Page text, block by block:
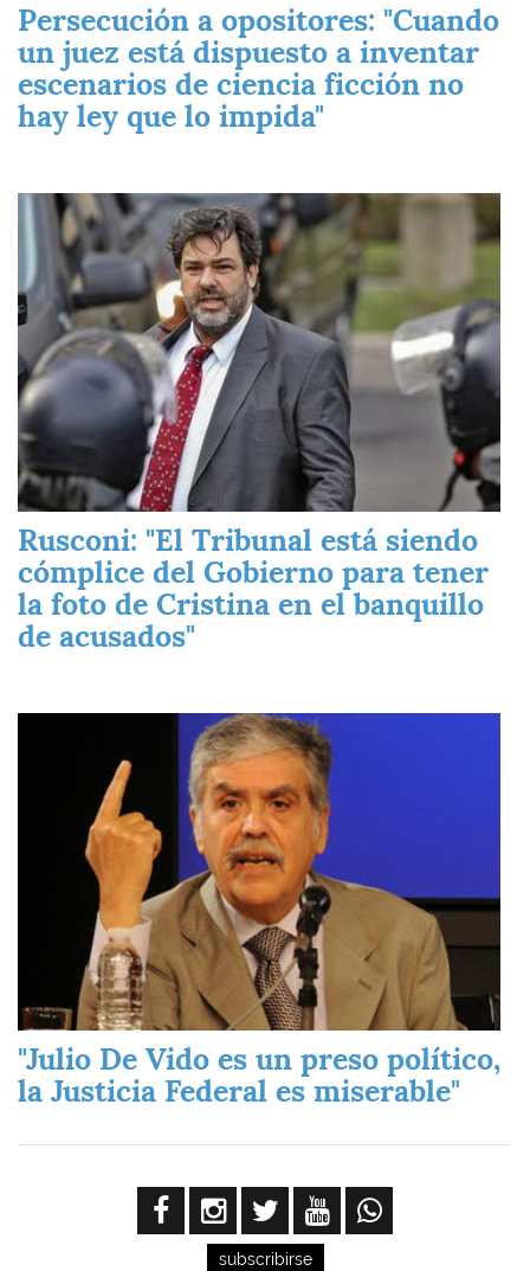
Persecución a opositores: "Cuando
un juez está dispuesto a inventar
escenarios de ciencia ficción no
hay ley que lo impida"
Imagen
Rusconi: "El Tribunal está siendo
cómplice del Gobierno para tener
la foto de Cristina en el banquillo
de acusados"
"Julio De Vido es un preso político,
la Justicia Federal es miserable"
subscribirse